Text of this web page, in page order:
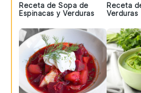
Receta de Sopa de
Espinacas y Verduras
Receta
Verduras